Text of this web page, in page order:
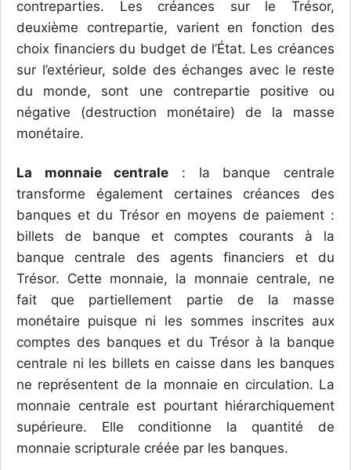
contreparties. Les créances sur le Trésor,
deuxième contrepartie, varient en fonction des
choix financiers du budget de l’État. Les créances
sur l’extérieur, solde des échanges avec le reste
du monde, sont une contrepartie positive ou
négative (destruction monétaire) de la masse
monétaire.
La monnaie centrale : la banque centrale
transforme également certaines créances des
banques et du Trésor en moyens de paiement :
billets de banque et comptes courants à la
banque centrale des agents financiers et du
Trésor. Cette monnaie, la monnaie centrale, ne
fait que partiellement partie de la masse
monétaire puisque ni les sommes inscrites aux
comptes des banques et du Trésor à la banque
centrale ni les billets en caisse dans les banques
ne représentent de la monnaie en circulation. La
monnaie centrale est pourtant hiérarchiquement
supérieure. Elle conditionne la quantité de
monnaie scripturale créée par les banques.